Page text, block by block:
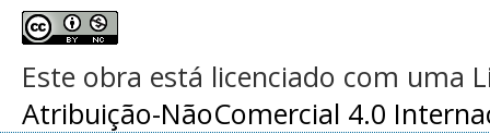
Este obra está licenciado com uma
Atribuição-NãoComercial 4.0